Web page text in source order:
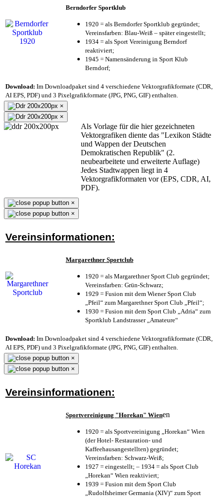
Berndorfer Sportklub
1920 = als Berndorfer Sportklub gegründet;
Vereinsfarben: Blau-Weiß – später eingestellt;
1934 = als Sport Vereinigung Berndorf
reaktiviert;
1945 = Namensänderung in Sport Klub
Berndorf;
Download: Im Downloadpaket sind 4 verschiedene Vektorgrafikformate (CDR,
AI EPS, PDF) und 3 Pixelgrafikformate (JPG, PNG, GIF) enthalten.
×
×
Als Vorlage für die hier gezeichneten
Vektorgrafiken diente das "Lexikon Städte
und Wappen der Deutschen
Demokratischen Republik" (2.
neubearbeitete und erweiterte Auflage)
Jedes Stadtwappen liegt in 4
Vektorgrafikformaten vor (EPS, CDR, AI,
PDF).
×
×
Vereinsinformationen:
Margarethner Sportclub
1920 = als Margarethner Sport Club gegründet;
Vereinsfarben: Grün-Schwarz;
1929 = Fusion mit dem Wiener Sport Club
„Pfeil“ zum Margarethner Sport Club „Pfeil“;
1930 = Fusion mit dem Sport Club „Adria“ zum
Sportklub Landstrasser „Amateure“
Download: Im Downloadpaket sind 4 verschiedene Vektorgrafikformate (CDR,
AI EPS, PDF) und 3 Pixelgrafikformate (JPG, PNG, GIF) enthalten.
×
×
Vereinsinformationen:
Sportvereinigung "Horekan" Wienen
1920 = als Sportvereinigung „Horekan“ Wien
(der Hotel- Restauration- und
Kaffeehausangestellten) gegründet;
Vereinsfarben: Schwarz-Weiß;
1927 = eingestellt; – 1934 = als Sport Club
„Horekan“ Wien reaktiviert;
1939 = Fusion mit dem Sport Club
„Rudolfsheimer Germania (XIV)“ zum Sport